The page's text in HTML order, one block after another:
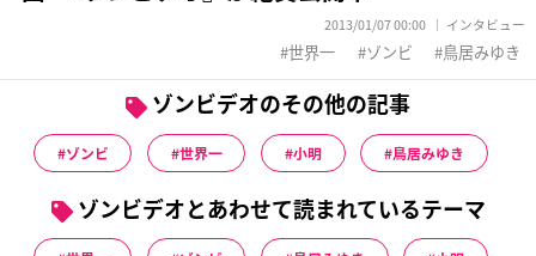
2013/01/07 00:00 インタビュー
世界一 ゾンビ 鳥居みゆき
ゾンビデオのその他の記事
ゾンビ 世界一 小明 鳥居みゆき
ゾンビデオとあわせて読まれているテーマ